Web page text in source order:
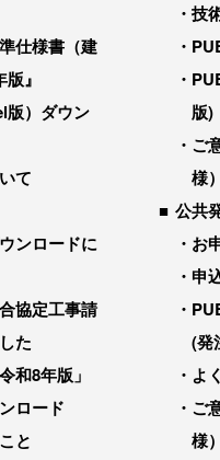
仕様書（建
』
版）ダウン
て
ンロードに
協定工事請
た
8年版」
ロード
と
技
版)
ご
様）
公共
お
申
(発
よ
ご
様）